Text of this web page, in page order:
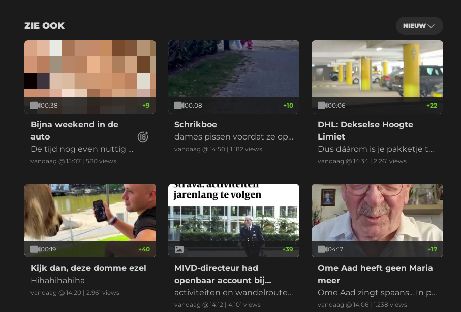
ZIE OOK NIEUW
00:38 +9
Bijna weekend in de
auto
De tijd nog even nuttig b
esteden
vandaag @ 15:07 | 580 views
00:08 +10
Schrikboe
dames pissen voordat ze op
de plee zijn.
vandaag @ 14:50| 1.182 views
00:06 +22
DHL: Dekselse Hoogte
Limiet
Dus dáárom is je pakketje te
laat.
vandaag @ 14:34 |2.261 views
00:19 +40
Kijk dan, deze domme ezel
Hihahihahiha
vandaag @ 14:20 | 2.961 views
+39
MIVD-directeur had
openbaar account bij
Strava
activiteiten en wandelroutes
waren jarenlang te volgen...
vandaag @ 14:12| 4.101 views
04:17 +17
Ome Aad heeft geen Maria
meer
Ome Aad zingt spaans... In pl
aats van Maria, kan je ook Cor
vandaag @ 14:06 |1.238 views